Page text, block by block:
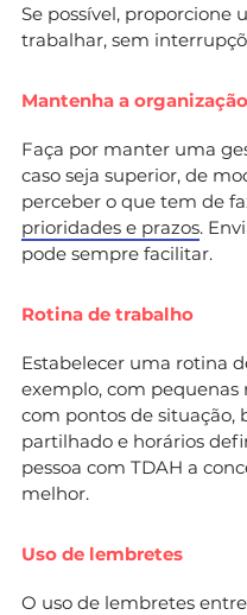
Se possível, proporcione
trabalhar, sem
Mantenha a organização
Faça por manter uma
caso seja superior, de
perceber o que tem de
prioridades e prazos.
pode sempre facilitar.
Rotina de trabalho
Estabelecer uma rotina
exemplo, com pequenas
com pontos de
partilhado e horários
pessoa com TDAH a
melhor.
Uso de lembretes
O uso de lembretes